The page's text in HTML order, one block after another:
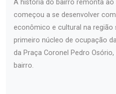
A história do bairro remonta ao
começou a se desenvolver
econômico e cultural na região
primeiro núcleo de ocupação
da Praça Coronel Pedro
bairro.